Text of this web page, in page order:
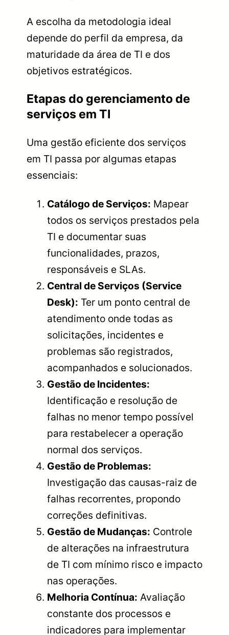
A escolha da metodologia ideal
depende do perfil da empresa, da
maturidade da área de TI e dos
objetivos estratégicos.
Etapas do gerenciamento de
serviços em TI
Uma gestão eficiente dos serviços
em TI passa por algumas etapas
essenciais:
Catálogo de Serviços: Mapear
todos os serviços prestados pela
TI e documentar suas
funcionalidades, prazos,
responsáveis e SLAs.
Central de Serviços (Service
Desk): Ter um ponto central de
atendimento onde todas as
solicitações, incidentes e
problemas são registrados,
acompanhados e solucionados.
Gestão de Incidentes:
Identificação e resolução de
falhas no menor tempo possível
para restabelecer a operação
normal dos serviços.
Gestão de Problemas:
Investigação das causas-raiz de
falhas recorrentes, propondo
correções definitivas.
Gestão de Mudanças: Controle
de alterações na infraestrutura
de TI com mínimo risco e impacto
nas operações.
Melhoria Contínua: Avaliação
constante dos processos e
indicadores para implementar